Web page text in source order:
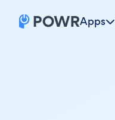
Apps